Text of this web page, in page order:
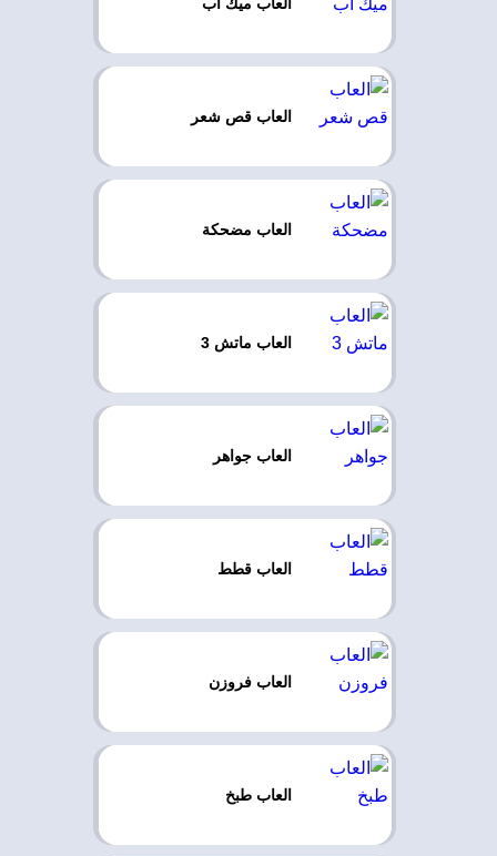
العاب قص شعر
العاب مضحكة
العاب ماتش 3
العاب جواهر
العاب قطط
العاب فروزن
العاب طبخ